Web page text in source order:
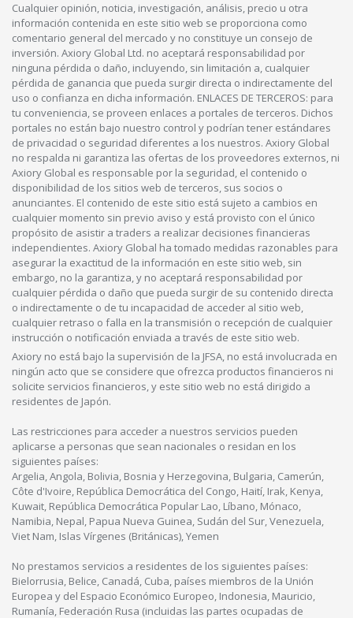
Cualquier opinión, noticia, investigación, análisis, precio u otra
información contenida en este sitio web se proporciona como
comentario general del mercado y no constituye un consejo de
inversión. Axiory Global Ltd. no aceptará responsabilidad por
ninguna pérdida o daño, incluyendo, sin limitación a, cualquier
pérdida de ganancia que pueda surgir directa o indirectamente del
uso o confianza en dicha información. ENLACES DE TERCEROS: para
tu conveniencia, se proveen enlaces a portales de terceros. Dichos
portales no están bajo nuestro control y podrían tener estándares
de privacidad o seguridad diferentes a los nuestros. Axiory Global
no respalda ni garantiza las ofertas de los proveedores externos, ni
Axiory Global es responsable por la seguridad, el contenido o
disponibilidad de los sitios web de terceros, sus socios o
anunciantes. El contenido de este sitio está sujeto a cambios en
cualquier momento sin previo aviso y está provisto con el único
propósito de asistir a traders a realizar decisiones financieras
independientes. Axiory Global ha tomado medidas razonables para
asegurar la exactitud de la información en este sitio web, sin
embargo, no la garantiza, y no aceptará responsabilidad por
cualquier pérdida o daño que pueda surgir de su contenido directa
o indirectamente o de tu incapacidad de acceder al sitio web,
cualquier retraso o falla en la transmisión o recepción de cualquier
instrucción o notificación enviada a través de este sitio web.
Axiory no está bajo la supervisión de la JFSA, no está involucrada en
ningún acto que se considere que ofrezca productos financieros ni
solicite servicios financieros, y este sitio web no está dirigido a
residentes de Japón.
Las restricciones para acceder a nuestros servicios pueden
aplicarse a personas que sean nacionales o residan en los
siguientes países:
Argelia, Angola, Bolivia, Bosnia y Herzegovina, Bulgaria, Camerún,
Côte d'Ivoire, República Democrática del Congo, Haití, Irak, Kenya,
Kuwait, República Democrática Popular Lao, Líbano, Mónaco,
Namibia, Nepal, Papua Nueva Guinea, Sudán del Sur, Venezuela,
Viet Nam, Islas Vírgenes (Británicas), Yemen
No prestamos servicios a residentes de los siguientes países:
Bielorrusia, Belice, Canadá, Cuba, países miembros de la Unión
Europea y del Espacio Económico Europeo, Indonesia, Mauricio,
Rumanía, Federación Rusa (incluidas las partes ocupadas de